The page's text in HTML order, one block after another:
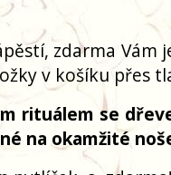
zdarma
v košíku přes
rituálem se
na okamžité